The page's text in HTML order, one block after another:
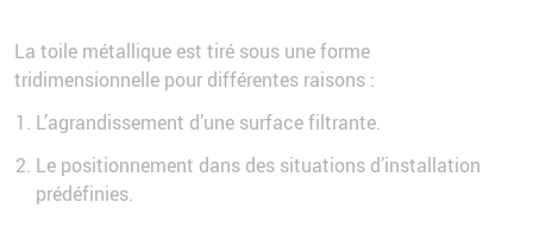
La toile métallique est tiré sous une forme
tridimensionnelle pour différentes raisons :
L’agrandissement d’une surface filtrante.
Le positionnement dans des situations d’installation
prédéfinies.